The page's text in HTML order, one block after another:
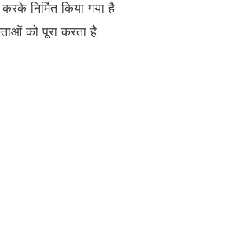
निर्मित किया गया है
को पूरा करता है